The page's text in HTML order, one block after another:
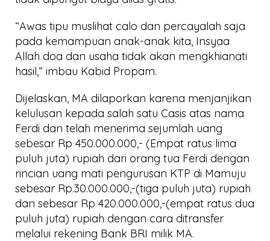
“Awas tipu muslihat calo dan percayalah saja
pada kemampuan anak-anak kita, Insyaa
Allah doa dan usaha tidak akan mengkhianati
hasil,” imbau Kabid Propam.
Dijelaskan, MA dilaporkan karena menjanjikan
kelulusan kepada salah satu Casis atas nama
Ferdi dan telah menerima sejumlah uang
sebesar Rp 450.000.000,- (Empat ratus lima
puluh juta) rupiah dari orang tua Ferdi dengan
rincian uang mati pengurusan KTP di Mamuju
sebesar Rp.30.000.000,-(tiga puluh juta) rupiah
dan sebesar Rp 420.000.000,-(empat ratus dua
puluh juta) rupiah dengan cara ditransfer
melalui rekening Bank BRI milik MA.